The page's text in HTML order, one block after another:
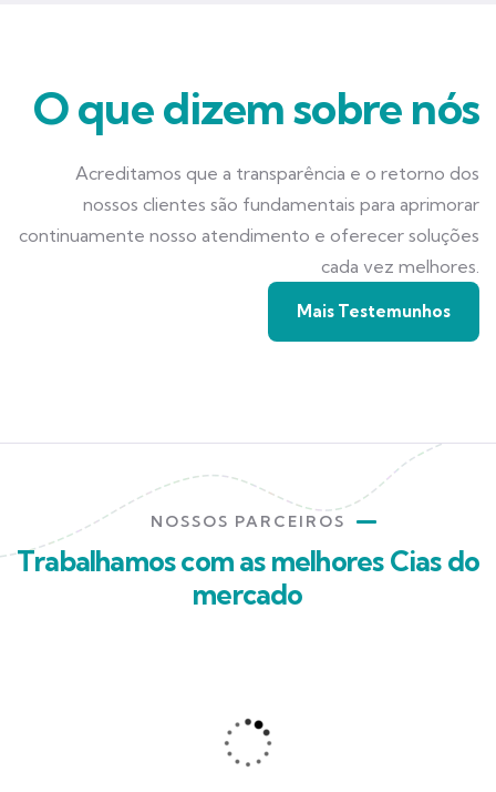
O que dizem sobre nós
Acreditamos que a transparência e o retorno dos
nossos clientes são fundamentais para aprimorar
continuamente nosso atendimento e oferecer soluções
cada vez melhores.
Mais Testemunhos
NOSSOS PARCEIROS
Trabalhamos com as melhores Cias do
mercado